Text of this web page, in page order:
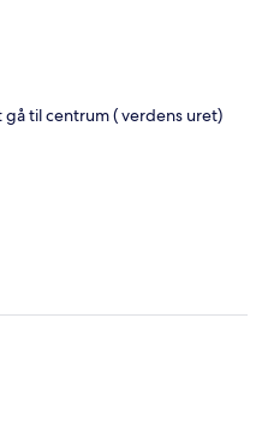
til centrum ( verdens uret)